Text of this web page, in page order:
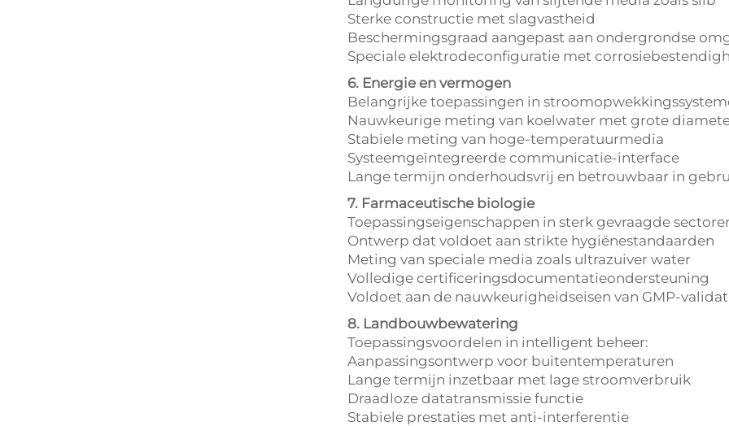
Sterke constructie met slagvastheid
Beschermingsgraad aangepast aan ondergrondse
Speciale elektrodeconfiguratie met
6. Energie en vermogen
Belangrijke toepassingen in
Nauwkeurige meting van koelwater met grote
Stabiele meting van hoge-temperatuurmedia
Systeemgeïntegreerde communicatie-interface
Lange termijn onderhoudsvrij en betrouwbaar in
7. Farmaceutische biologie
Toepassingseigenschappen in sterk gevraagde
Ontwerp dat voldoet aan strikte hygiënestandaarden
Meting van speciale media zoals ultrazuiver water
Volledige certificeringsdocumentatieondersteuning
Voldoet aan de nauwkeurigheidseisen van GMP-
8. Landbouwbewatering
Toepassingsvoordelen in intelligent beheer:
Aanpassingsontwerp voor buitentemperaturen
Lange termijn inzetbaar met lage stroomverbruik
Draadloze datatransmissie functie
Stabiele prestaties met anti-interferentie